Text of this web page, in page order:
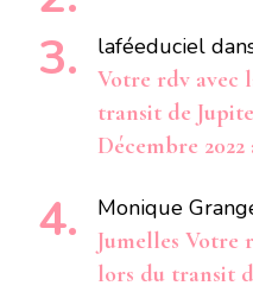
laféeduciel
Votre rdv avec
transit de
Décembre 2022
Monique
Jumelles Votre
lors du transit